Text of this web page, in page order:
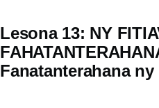
Lesona 13: NY
Fanatanterahana